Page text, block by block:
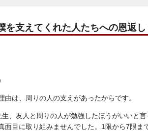
を支えてくれた人たちへの恩返し
由は、周りの人の支えがあったからです。
、友人と周りの人が勉強したほうがいいと
面目に取り組みませんでした。1限から7限ま